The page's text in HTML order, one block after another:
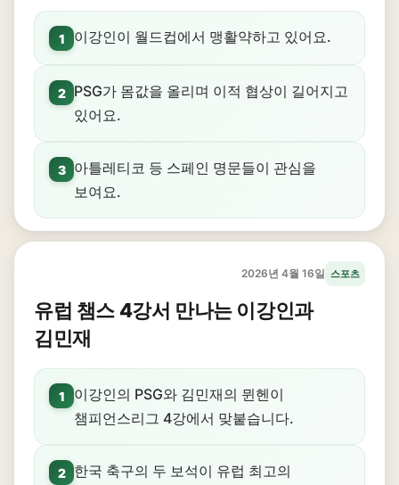
1 이강인이 월드컵에서 맹활약하고 있어요.
2
PSG가 몸값을 올리며 이적 협상이 길어지고
있어요.
3
아틀레티코 등 스페인 명문들이 관심을
보여요.
2026년 4월 16일 스포츠
유럽 챔스 4강서 만나는 이강인과
김민재
1
이강인의 PSG와 김민재의 뮌헨이
챔피언스리그 4강에서 맞붙습니다.
2
한국 축구의 두 보석이 유럽 최고의